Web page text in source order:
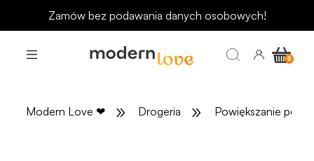
Odbierz rabat 15 zł na pierwsze zakupy
Modern Love ❤ » Drogeria » Powiększanie